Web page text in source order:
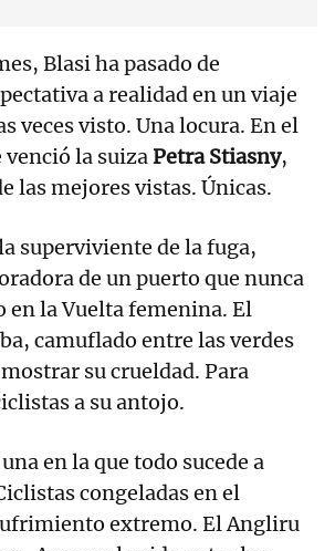
Blasi ha pasado de
a realidad en un viaje
veces visto. Una locura. En el
la suizaPetra Stiasny,
las mejores vistas. Únicas.
superviviente de la fuga,
de un puerto que nunca
en la Vuelta femenina. El
camuflado entre las verdes
su crueldad. Para
a su antojo.
en la que todo sucede a
congeladas en el
extremo. El Angliru